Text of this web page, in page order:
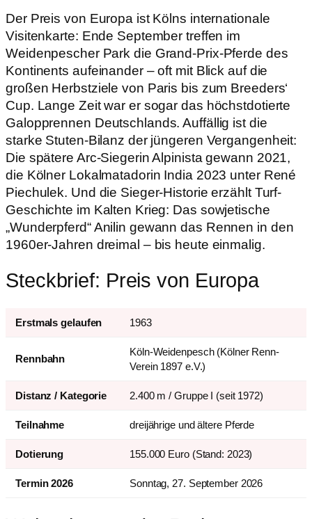
Der Preis von Europa ist Kölns internationale
Visitenkarte: Ende September treffen im
Weidenpescher Park die Grand-Prix-Pferde des
Kontinents aufeinander – oft mit Blick auf die
großen Herbstziele von Paris bis zum Breeders‘
Cup. Lange Zeit war er sogar das höchstdotierte
Galopprennen Deutschlands. Auffällig ist die
starke Stuten-Bilanz der jüngeren Vergangenheit:
Die spätere Arc-Siegerin Alpinista gewann 2021,
die Kölner Lokalmatadorin India 2023 unter René
Piechulek. Und die Sieger-Historie erzählt Turf-
Geschichte im Kalten Krieg: Das sowjetische
„Wunderpferd“ Anilin gewann das Rennen in den
1960er-Jahren dreimal – bis heute einmalig.
Steckbrief: Preis von Europa
Erstmals gelaufen 1963
Rennbahn
Köln-Weidenpesch (Kölner Renn-
Verein 1897 e.V.)
Distanz / Kategorie 2.400 m / Gruppe I (seit 1972)
Teilnahme dreijährige und ältere Pferde
Dotierung 155.000 Euro (Stand: 2023)
Termin 2026 Sonntag, 27. September 2026